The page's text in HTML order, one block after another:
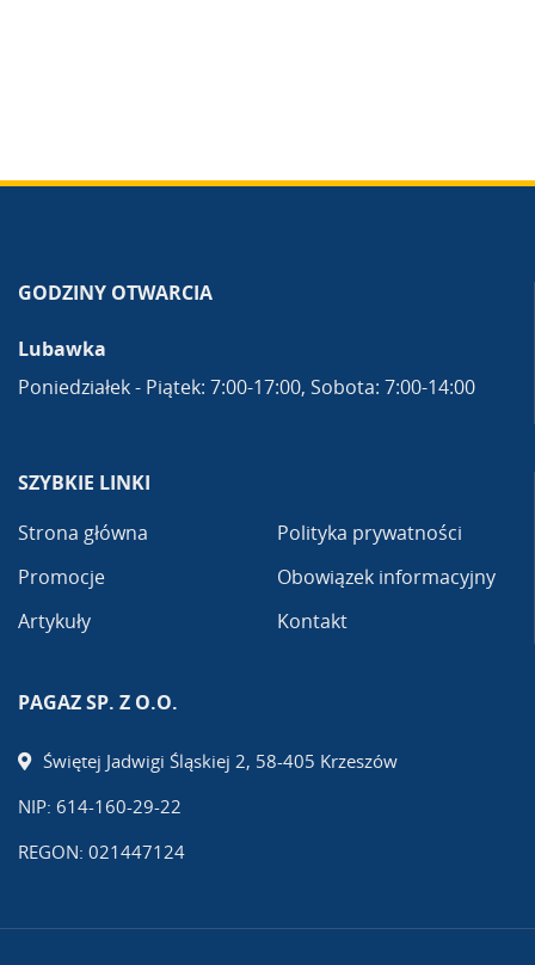
GODZINY OTWARCIA
Lubawka
Poniedziałek - Piątek: 7:00-17:00, Sobota: 7:00-14:00
SZYBKIE LINKI
Strona główna
Promocje
Artykuły
Polityka prywatności
Obowiązek informacyjny
Kontakt
PAGAZ SP. Z O.O.
Świętej Jadwigi Śląskiej 2, 58-405 Krzeszów
NIP: 614-160-29-22
REGON: 021447124